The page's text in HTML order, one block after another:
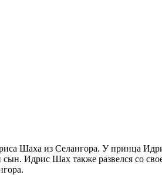
Шаха из Селангора. У принца
Идрис Шах также развелся со